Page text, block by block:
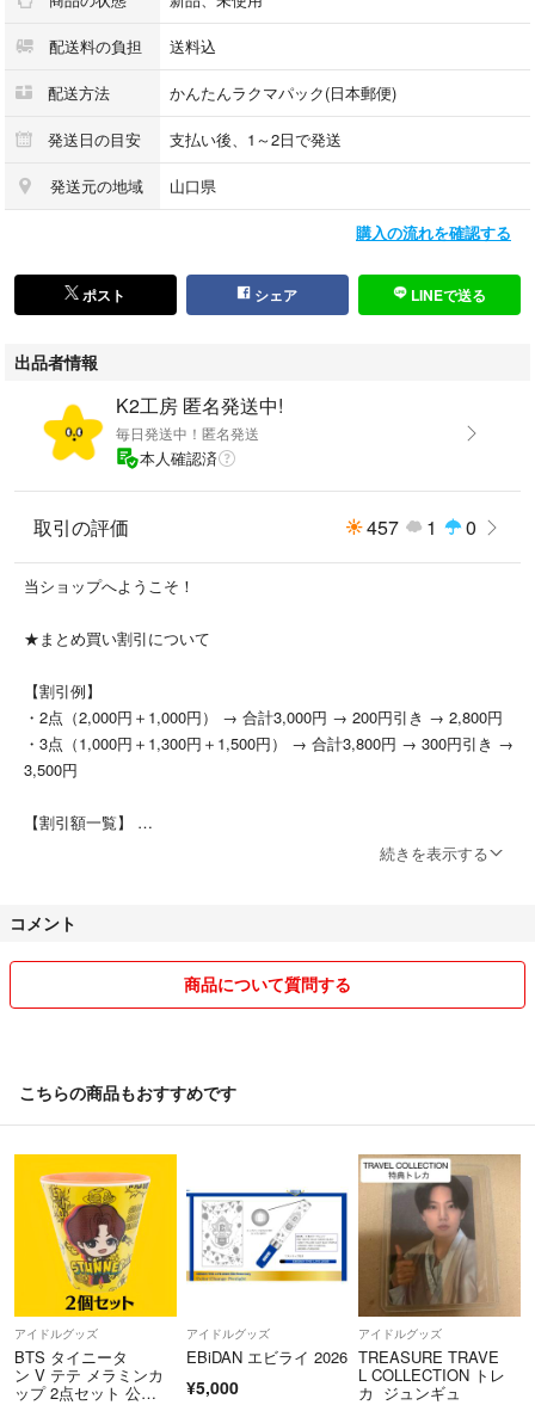
配送料の負担 送料込
配送方法 かんたんラクマパック(日本郵便)
発送日の目安 支払い後、1～2日で発送
発送元の地域 山口県
購入の流れを確認する
ポスト シェア LINEで送る
出品者情報
K2工房 匿名発送中!
毎日発送中！匿名発送
本人確認済
取引の評価 457 1 0
当ショップへようこそ！
★まとめ買い割引について
【割引例】
・2点（2,000円＋1,000円） → 合計3,000円 → 200円引き → 2,800円
・3点（1,000円＋1,300円＋1,500円） → 合計3,800円 → 300円引き →
3,500円
【割引額一覧】
5個 → 500円引き
・匿名配送、丁寧な防水対策をして発送いたします。
・沖縄から発送いたします。
続きを表示する
コメント
商品について質問する
こちらの商品もおすすめです
アイドルグッズ
BTS タイニータ
ン V テテ メラミンカ
ップ 2点セット 公
アイドルグッズ
EBiDAN エビライ 2026
¥5,000
アイドルグッズ
TREASURE TRAVE
L COLLECTION トレ
カ ジュンギュ